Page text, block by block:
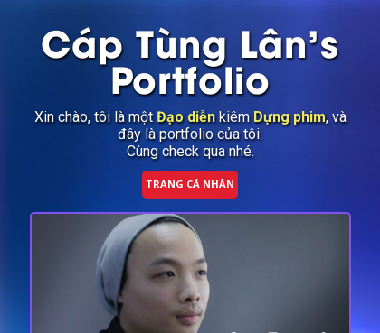
Cáp Tùng Lân's
Portfolio
Xin chào, tôi là mộtĐạo diễnkiêm Dựng phim, và
đây là portfolio của tôi.
Cùng check qua nhé.
TRANG CÁ NHÂN